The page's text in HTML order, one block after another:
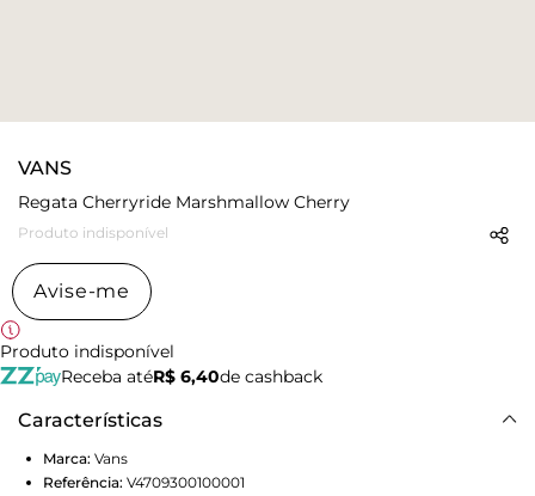
VANS
Regata Cherryride Marshmallow Cherry
Produto indisponível
Avise-me
Produto indisponível
Receba atéR$ 6,40de cashback
Características
Marca: Vans
Referência: V4709300100001